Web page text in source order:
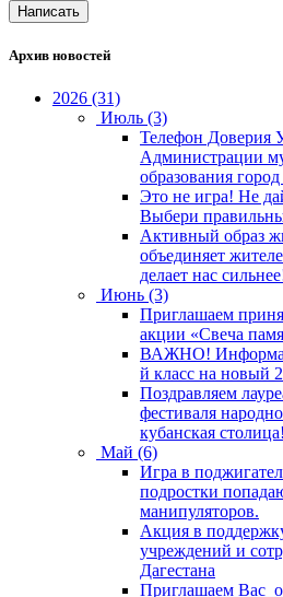
Написать
Архив новостей
2026 (31)
Июль (3)
Телефон Доверия
Администрации
образования
Это не игра! Не
Выбери
Активный образ
объединяет
делает нас
Июнь (3)
Приглашаем
акции «Свеча
ВАЖНО!
й класс на новый
Поздравляем
фестиваля
кубанская
Май (6)
Игра в
подростки
манипуляторов.
Акция в
учреждений и
Дагестана
Приглашаем Вас